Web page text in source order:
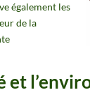
également les
de la
et